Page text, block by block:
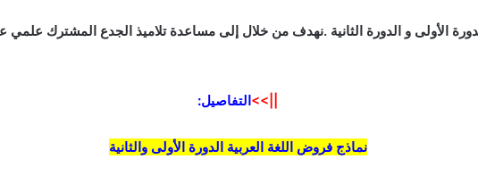
الأولى و الدورة الثانية .نهدف من خلال إلى مساعدة تلاميذ الجدع المشترك
||>> التفاصيل:
نماذج فروض اللغة العربية الدورة الأولى والثانية